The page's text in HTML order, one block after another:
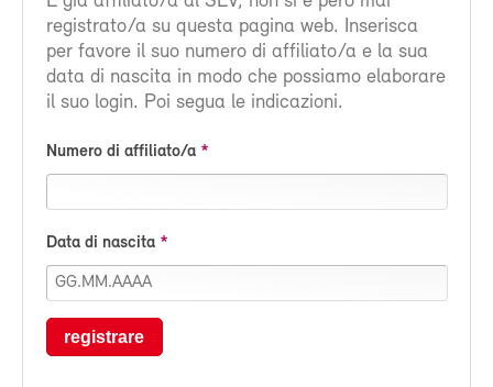
registrato/a su questa pagina web. Inserisca
per favore il suo numero di affiliato/a e la sua
data di nascita in modo che possiamo elaborare
il suo login. Poi segua le indicazioni.
Numero di affiliato/a
Data di nascita
registrare